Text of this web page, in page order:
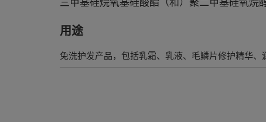
用途
免洗护发产品，包括乳霜、乳液、毛鳞片修护精华、